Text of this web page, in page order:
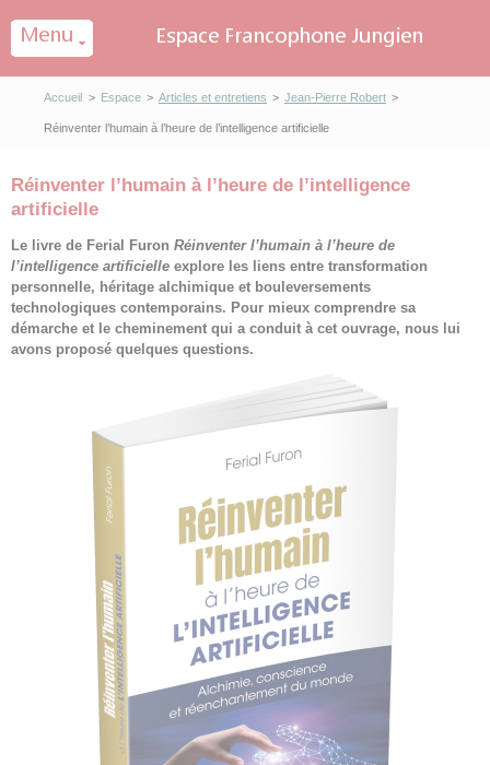
Accueil > Espace > Articles et entretiens > Jean-Pierre Robert >
Réinventer l’humain à l’heure de l’intelligence artificielle
Réinventer l’humain à l’heure de l’intelligence
artificielle
Le livre de Ferial Furon Réinventer l’humain à l’heure de
l’intelligence artificielle explore les liens entre transformation
personnelle, héritage alchimique et bouleversements
technologiques contemporains. Pour mieux comprendre sa
démarche et le cheminement qui a conduit à cet ouvrage, nous lui
avons proposé quelques questions.